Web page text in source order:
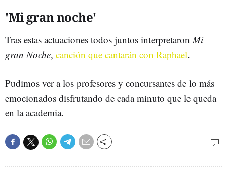
'Mi gran noche'
Tras estas actuaciones todos juntos interpretaronMi
gran Noche, canción que cantarán con Raphael.
Pudimos ver a los profesores y concursantes de lo más
emocionados disfrutando de cada minuto que le queda
en la academia.